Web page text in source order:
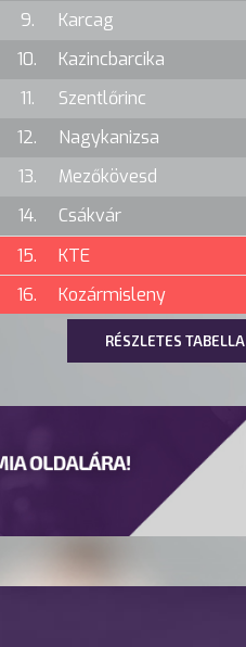
9.
Karcag
10.
Kazincbarcika
11.
Szentlőrinc
12.
Nagykanizsa
13.
Mezőkövesd
14.
Csákvár
15.
KTE
16.
Kozármisleny
RÉSZLETES TABELLA